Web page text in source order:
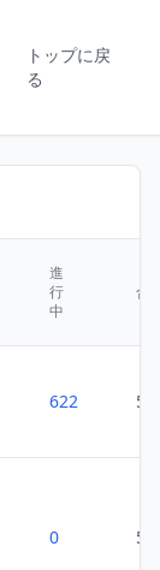
トップに戻
る
進
行
中
合
622
0 59